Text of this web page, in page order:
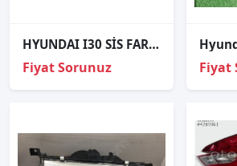
HYUNDAI I30 SİS FARI SAĞ SOL -2012-2015 ADET FİYATI?
Fiyat Sorunuz Fiyat